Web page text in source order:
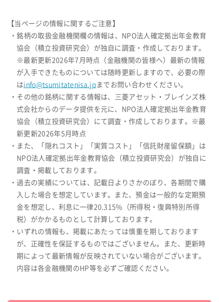
【当ページの情報に関するご注意】
・銘柄の取扱金融機関欄の情報は、NPO法人確定拠出年金教育
協会（積立投資研究会）が独自に調査・作成しております。
※最新更新2026年7月時点（金融機関の皆様へ）最新の情報
が入手できたものについては随時更新しますので、必要の際
はinfo@tsumitatenisa.jp までお問い合わせください。
・その他の銘柄に関する情報は、三菱アセット・ブレインズ株
式会社からのデータ提供を元に、NPO法人確定拠出年金教育
協会（積立投資研究会）にて調査・作成しております。※最
新更新2026年5月時点
・また、「隠れコスト」「実質コスト」「信託財産留保額」は
NPO法人確定拠出年金教育協会（積立投資研究会）が独自に
調査・掲載しております。
・過去の実績については、記載日よりさかのぼり、各期間で購
入した場合を想定しています。また、預金は一般的な定期預
金を想定し、利息に一律20.315%（所得税・復興特別所得
税）がかかるものとして計算しております。
・いずれの情報も、掲載にあたっては慎重を期しております
が、正確性を保証するものではございません。また、更新時
期によって最新情報が反映されていない場合がございます。
内容は各金融機関のHP等を必ずご確認ください。